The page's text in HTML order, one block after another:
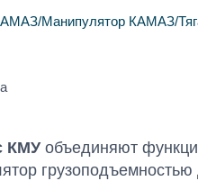
Манипулятор КАМАЗ
КМУобъединяют